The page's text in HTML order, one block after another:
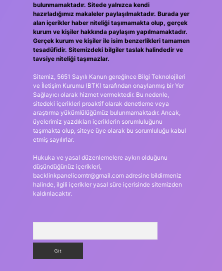
bulunmamaktadır. Sitede yalnızca kendi
hazırladığımız makaleler paylaşılmaktadır. Burada yer
alan içerikler haber niteliği taşımamakta olup, gerçek
kurum ve kişiler hakkında paylaşım yapılmamaktadır.
Gerçek kurum ve kişiler ile isim benzerlikleri tamamen
tesadüfidir. Sitemizdeki bilgiler taslak halindedir ve
tavsiye niteliği taşımazlar.
Sitemiz, 5651 Sayılı Kanun gereğince Bilgi Teknolojileri
ve İletişim Kurumu (BTK) tarafından onaylanmış bir Yer
Sağlayıcı olarak hizmet vermektedir. Bu nedenle,
sitedeki içerikleri proaktif olarak denetleme veya
araştırma yükümlülüğümüz bulunmamaktadır. Ancak,
üyelerimiz yazdıkları içeriklerin sorumluluğunu
taşımakta olup, siteye üye olarak bu sorumluluğu kabul
etmiş sayılırlar.
Hukuka ve yasal düzenlemelere aykırı olduğunu
düşündüğünüz içerikleri,
backlinkpanelicomtr@gmail.comadresine bildirmeniz
halinde, ilgili içerikler yasal süre içerisinde sitemizden
kaldırılacaktır.